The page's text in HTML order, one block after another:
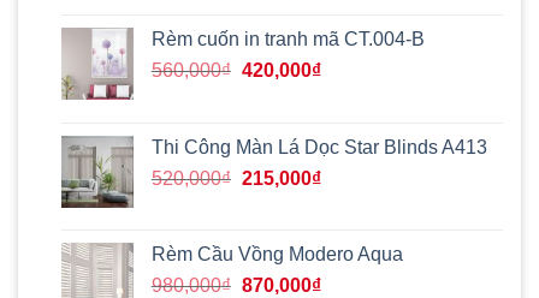
là:
1,150,000₫.
tại
Rèm cuốn in tranh mã CT.004-B
560,000₫ Giá
560,000₫.
420,000₫Giá
là:
420,000₫.
Thi Công Màn Lá Dọc Star Blinds A413
520,000₫ Giá
520,000₫.
215,000₫Giá
là:
215,000₫.
Rèm Cầu Vồng Modero Aqua
980,000₫ Giá
870,000₫Giá